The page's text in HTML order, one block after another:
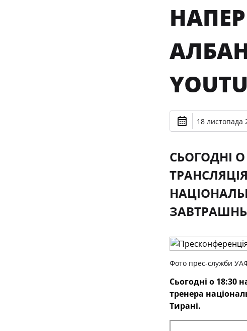
18 листопада
СЬОГОДНІ
Фото прес-служби
Сьогодні о 18:30
тренера
Тирані.